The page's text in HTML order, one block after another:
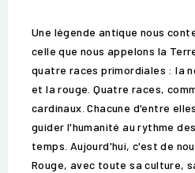
Une légende antique nous
celle que nous appelons la
quatre races primordiales : la
et la rouge. Quatre races,
cardinaux. Chacune d'entre
guider l'humanité au rythme
temps. Aujourd'hui, c'est de
Rouge, avec toute sa culture,